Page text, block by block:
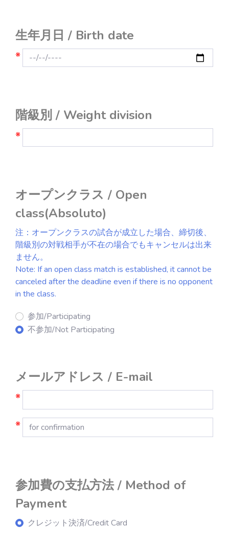
生年月日 / Birth date
※
階級別 / Weight division
※
オープンクラス / Open
class(Absoluto)
注：オープンクラスの試合が成立した場合、締切後、
階級別の対戦相手が不在の場合でもキャンセルは出来
ません。
Note: If an open class match is established, it cannot be
canceled after the deadline even if there is no opponent
in the class.
参加/Participating
不参加/Not Participating
メールアドレス / E-mail
※
※
参加費の支払方法 / Method of
Payment
クレジット決済/Credit Card